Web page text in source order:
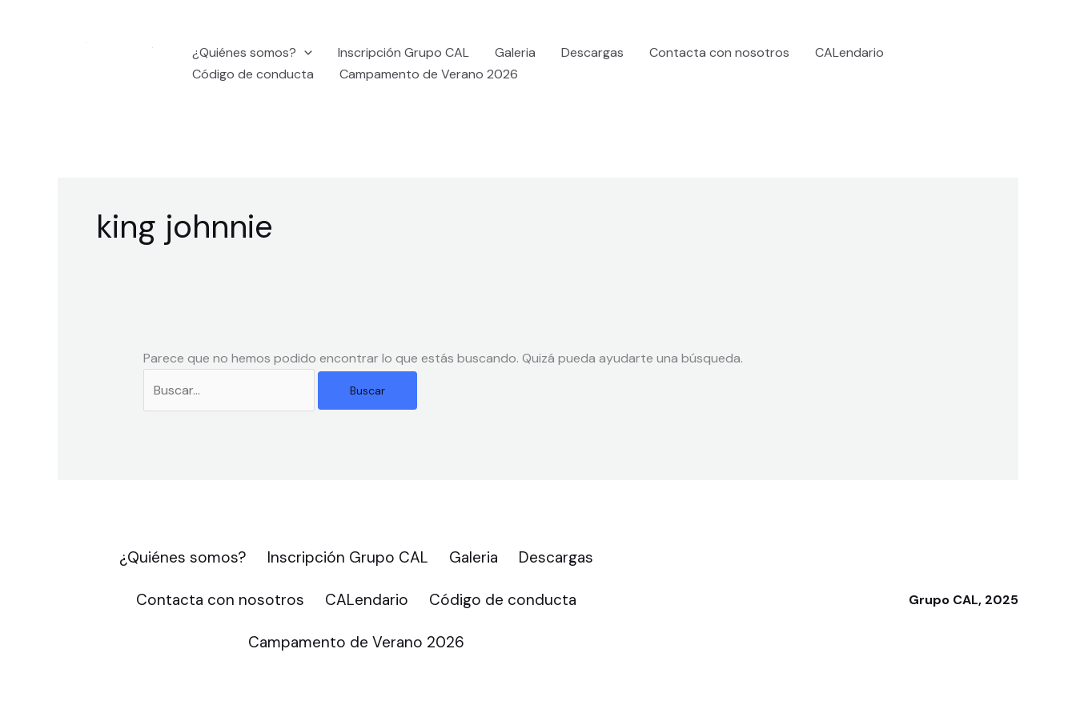
¿Quiénes somos? Inscripción Grupo CAL Galeria Descargas Contacta con nosotros
CALendario
Código de conducta
Campamento de Verano 2026
king johnnie
Parece que no hemos podido encontrar lo que estás buscando. Quizá pueda ayudarte una búsqueda.
¿Quiénes somos? Inscripción Grupo CAL Galeria Descargas
Contacta con nosotros CALendario Código de conducta
Campamento de Verano 2026
Grupo CAL, 2025